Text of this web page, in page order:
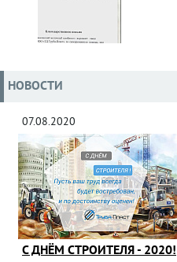
НОВОСТИ
07.08.2020
С ДНЁМ СТРОИТЕЛЯ - 2020!